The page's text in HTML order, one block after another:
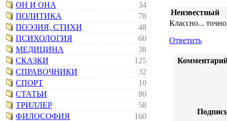
ОН И ОНА
34
ПОЛИТИКА
78
ПОЭЗИЯ, СТИХИ
48
ПСИХОЛОГИЯ
60
МЕДИЦИНА
38
СКАЗКИ
125
СПРАВОЧНИКИ
32
СПОРТ
10
СТАТЬИ
80
ТРИЛЛЕР
58
ФИЛОСОФИЯ
160
Неизвестный
Классно...
Ответить